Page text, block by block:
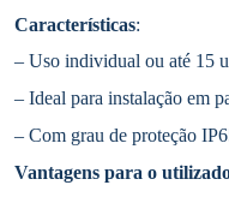
Características:
– Uso individual ou até 15
– Ideal para instalação em
– Com grau de proteção
Vantagens para o